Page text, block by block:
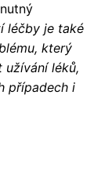
léčby je také
který
užívání léků,
případech i